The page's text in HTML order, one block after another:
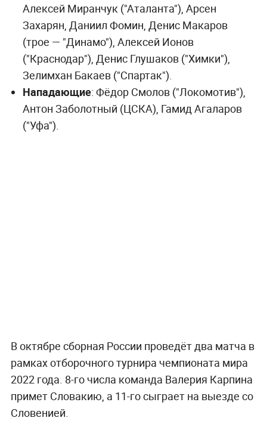
Алексей Миранчук ("Аталанта"), Арсен
Захарян, Даниил Фомин, Денис Макаров
(трое — "Динамо"), Алексей Ионов
("Краснодар"), Денис Глушаков ("Химки"),
Зелимхан Бакаев ("Спартак").
Нападающие: Фёдор Смолов ("Локомотив"),
Антон Заболотный (ЦСКА), Гамид Агаларов
("Уфа").
В октябре сборная России проведёт два матча в
рамках отборочного турнира чемпионата мира
2022 года. 8-го числа команда Валерия Карпина
примет Словакию, а 11-го сыграет на выезде со
Словенией.